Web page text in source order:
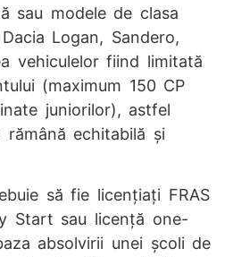
sau modele de clasa
Logan, Sandero,
vehiculelor fiind limitată
(maximum 150 CP
juniorilor), astfel
echitabilă și
să fie licențiați FRAS
Start sau licență one-
absolvirii unei școli de